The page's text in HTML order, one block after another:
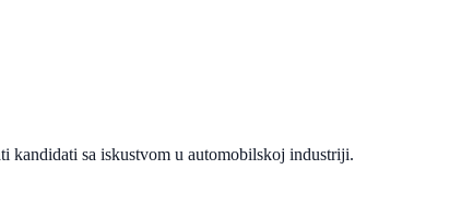
kandidati sa iskustvom u automobilskoj industriji.